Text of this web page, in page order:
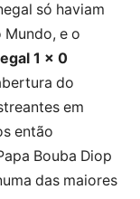
só haviam
Mundo, e o
1 x 0
do
em
então
Bouba Diop
das maiores